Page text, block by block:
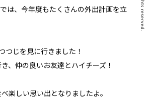
は、今年度もたくさんの外出計画を立
つじを見に行きました！
、仲の良いお友達とハイチーズ！
楽しい思い出となりましたよ。